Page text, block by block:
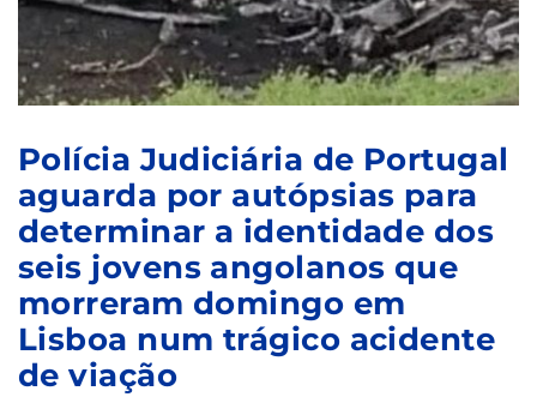
Polícia Judiciária de Portugal
aguarda por autópsias para
determinar a identidade dos
seis jovens angolanos que
morreram domingo em
Lisboa num trágico acidente
de viação